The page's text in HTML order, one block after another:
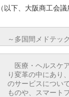
（以下、大阪商工会
～多国間メドテッ
医療・ヘルスケ
り変革の中にあり
のサービスについ
ものや、スマート